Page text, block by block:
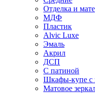
Отделка и
МДФ
Пластик
Alvic Luxe
Эмаль
Акрил
ДСП
С патиной
Шкафы-купе с
Матовое